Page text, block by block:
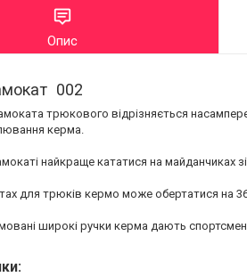
Опис
002
трюкового відрізняється
керма.
найкраще кататися на майданчиках
для трюків кермо може обертатися на
широкі ручки керма дають